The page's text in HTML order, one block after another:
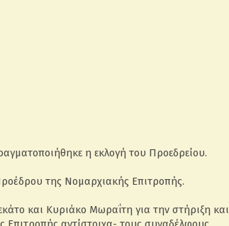
η εκλογή του Προεδρείου.
της Νομαρχιακής Επιτροπής.
και Κυριάκο Μωραΐτη για την στήριξη και